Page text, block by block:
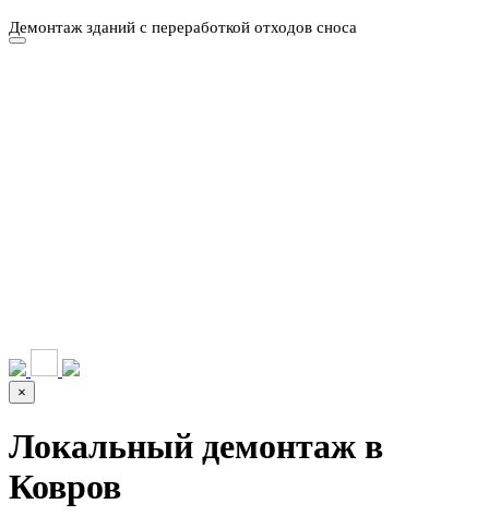
Демонтаж зданий с переработкой отходов сноса
×
Локальный демонтаж в
Ковров